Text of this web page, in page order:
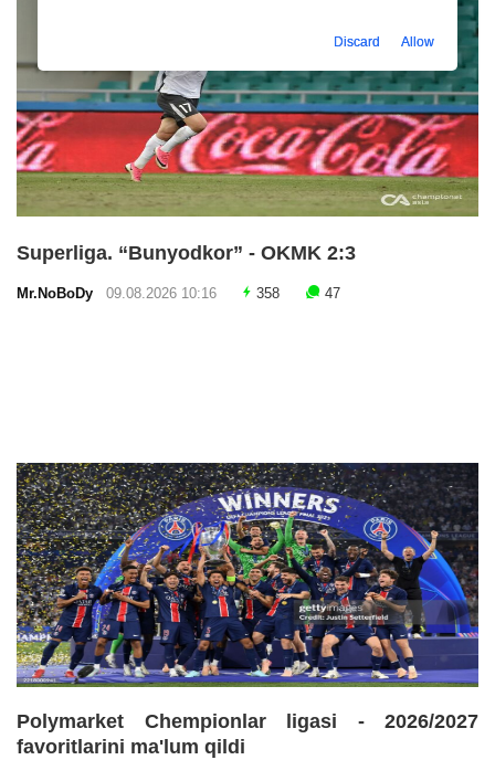
Superliga. “Bunyodkor” - OKMK 2:3
Mr.NoBoDy 09.08.2026 10:16 358 47
Polymarket Chempionlar ligasi - 2026/2027
favoritlarini ma'lum qildi
Discard Allow